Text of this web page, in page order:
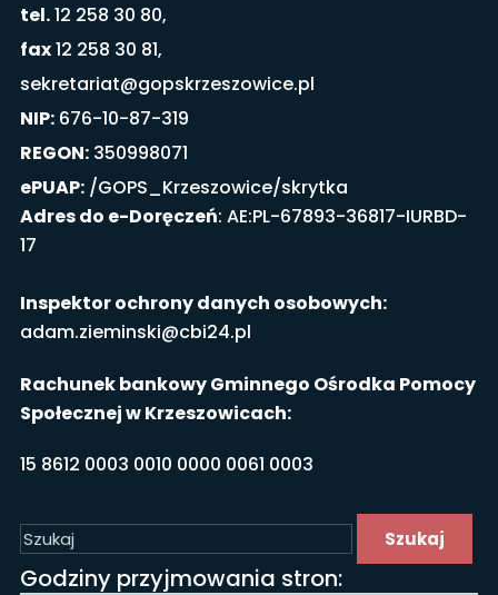
tel.12 258 30 80,
fax12 258 30 81,
sekretariat@gopskrzeszowice.pl
NIP:676-10-87-319
REGON:350998071
ePUAP:/GOPS_Krzeszowice/skrytka
Adres do e-Doręczeń: AE:PL-67893-36817-IURBD-
17
Inspektor ochrony danych osobowych:
adam.zieminski@cbi24.pl
Rachunek bankowy Gminnego Ośrodka Pomocy
Społecznej w Krzeszowicach:
15 8612 0003 0010 0000 0061 0003
Szukaj
Godziny przyjmowania stron: